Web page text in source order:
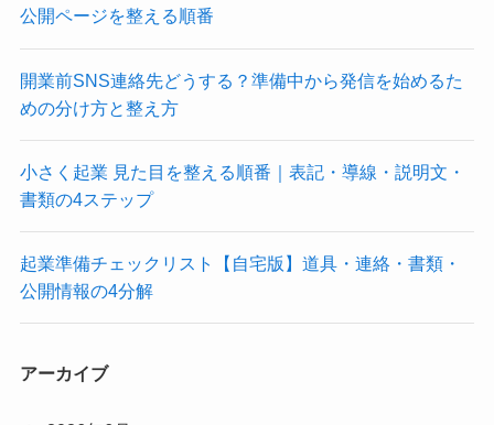
公開ページを整える順番
開業前SNS連絡先どうする？準備中から発信を始めるた
めの分け方と整え方
小さく起業 見た目を整える順番｜表記・導線・説明文・
書類の4ステップ
起業準備チェックリスト【自宅版】道具・連絡・書類・
公開情報の4分解
アーカイブ